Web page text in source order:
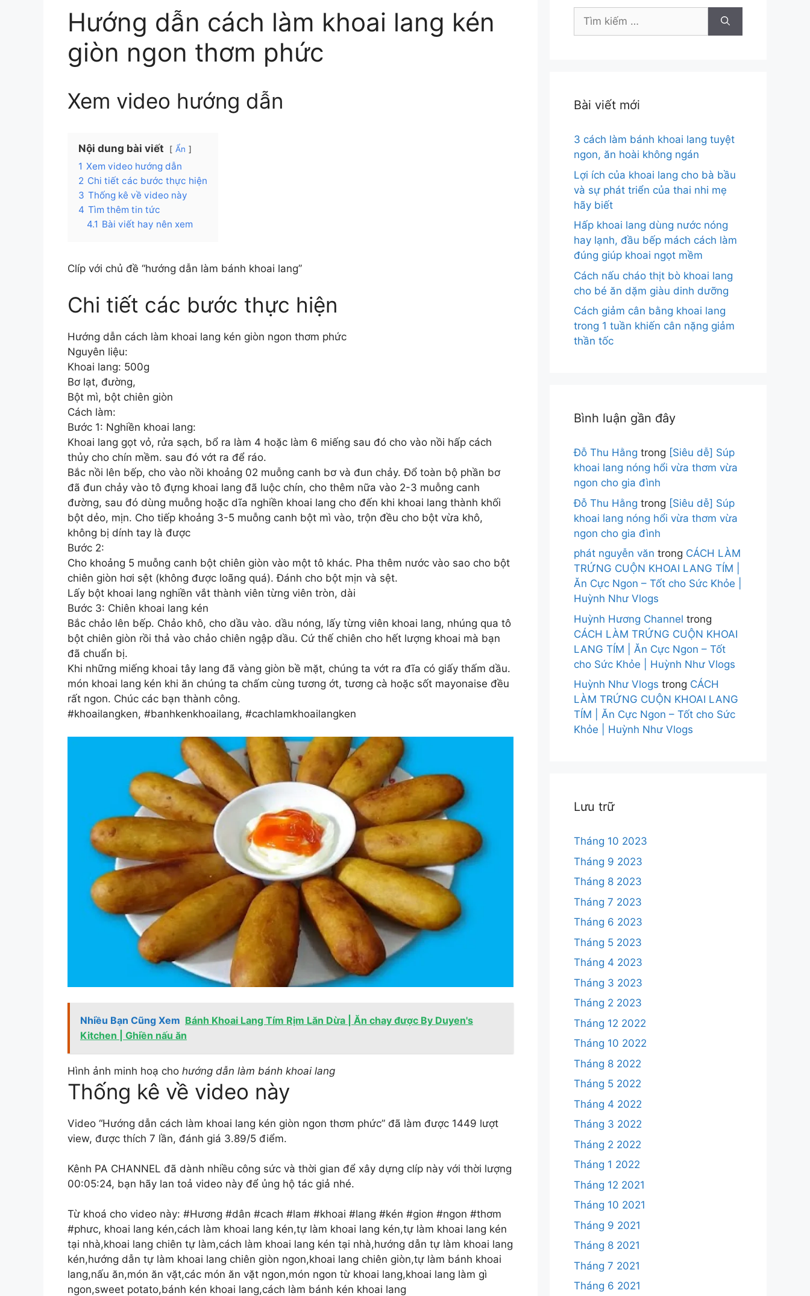
Hướng dẫn cách làm khoai lang kén
giòn ngon thơm phức
Xem video hướng dẫn
Nội dung bài viết Ẩn
1 Xem video hướng dẫn
2 Chi tiết các bước thực hiện
3 Thống kê về video này
4 Tìm thêm tin tức
4.1 Bài viết hay nên xem
Clíp với chủ đề “hướng dẫn làm bánh khoai lang”
Chi tiết các bước thực hiện
Hướng dẫn cách làm khoai lang kén giòn ngon thơm phức
Nguyên liệu:
Khoai lang: 500g
Bơ lạt, đường,
Bột mì, bột chiên giòn
Cách làm:
Bước 1: Nghiền khoai lang:
Khoai lang gọt vỏ, rửa sạch, bổ ra làm 4 hoặc làm 6 miếng sau đó cho vào nồi hấp cách
thủy cho chín mềm. sau đó vớt ra để ráo.
Bắc nồi lên bếp, cho vào nồi khoảng 02 muỗng canh bơ và đun chảy. Đổ toàn bộ phần bơ
đã đun chảy vào tô đựng khoai lang đã luộc chín, cho thêm nữa vào 2-3 muỗng canh
đường, sau đó dùng muỗng hoặc dĩa nghiền khoai lang cho đến khi khoai lang thành khối
bột dẻo, mịn. Cho tiếp khoảng 3-5 muỗng canh bột mì vào, trộn đều cho bột vừa khô,
không bị dính tay là được
Bước 2:
Cho khoảng 5 muỗng canh bột chiên giòn vào một tô khác. Pha thêm nước vào sao cho bột
chiên giòn hơi sệt (không được loãng quá). Đánh cho bột mịn và sệt.
Lấy bột khoai lang nghiền vắt thành viên từng viên tròn, dài
Bước 3: Chiên khoai lang kén
Bắc chảo lên bếp. Chảo khô, cho dầu vào. dầu nóng, lấy từng viên khoai lang, nhúng qua tô
bột chiên giòn rồi thả vào chảo chiên ngập dầu. Cứ thế chiên cho hết lượng khoai mà bạn
đã chuẩn bị.
Khi những miếng khoai tây lang đã vàng giòn bề mặt, chúng ta vớt ra đĩa có giấy thấm dầu.
món khoai lang kén khi ăn chúng ta chấm cùng tương ớt, tương cà hoặc sốt mayonaise đều
rất ngon. Chúc các bạn thành công.
#khoailangken, #banhkenkhoailang, #cachlamkhoailangken
Nhiều Bạn Cũng Xem Bánh Khoai Lang Tím Rịm Lăn Dừa | Ăn chay được By Duyen's
Kitchen | Ghiền nấu ăn
Hình ảnh minh hoạ cho hướng dẫn làm bánh khoai lang
Thống kê về video này
Video “Hướng dẫn cách làm khoai lang kén giòn ngon thơm phức” đã làm được 1449 lượt
view, được thích 7 lần, đánh giá 3.89/5 điểm.
Kênh PA CHANNEL đã dành nhiều công sức và thời gian để xây dựng clíp này với thời lượng
00:05:24, bạn hãy lan toả video này để ủng hộ tác giả nhé.
Từ khoá cho video này: #Hương #dân #cach #lam #khoai #lang #kén #gion #ngon #thơm
#phưc, khoai lang kén,cách làm khoai lang kén,tự làm khoai lang kén,tự làm khoai lang kén
tại nhà,khoai lang chiên tự làm,cách làm khoai lang kén tại nhà,hướng dẫn tự làm khoai lang
kén,hướng dẫn tự làm khoai lang chiên giòn ngon,khoai lang chiên giòn,tự làm bánh khoai
lang,nấu ăn,món ăn vặt,các món ăn vặt ngon,món ngon từ khoai lang,khoai lang làm gì
ngon,sweet potato,bánh kén khoai lang,cách làm bánh kén khoai lang
Tìm
Bài viết mới
3 cách làm bánh khoai lang tuyệt
ngon, ăn hoài không ngán
Lợi ích của khoai lang cho bà bầu
và sự phát triển của thai nhi mẹ
hãy biết
Hấp khoai lang dùng nước nóng
hay lạnh, đầu bếp mách cách làm
đúng giúp khoai ngọt mềm
Cách nấu cháo thịt bò khoai lang
cho bé ăn dặm giàu dinh dưỡng
Cách giảm cân bằng khoai lang
trong 1 tuần khiến cân nặng giảm
thần tốc
Bình luận gần đây
Đỗ Thu Hằng trong [Siêu dễ] Súp
khoai lang nóng hổi vừa thơm vừa
ngon cho gia đình
Đỗ Thu Hằng trong [Siêu dễ] Súp
khoai lang nóng hổi vừa thơm vừa
ngon cho gia đình
phát nguyễn văn trong CÁCH LÀM
TRỨNG CUỘN KHOAI LANG TÍM |
Ăn Cực Ngon – Tốt cho Sức Khỏe |
Huỳnh Như Vlogs
Huỳnh Hương Channel trong
CÁCH LÀM TRỨNG CUỘN KHOAI
LANG TÍM | Ăn Cực Ngon – Tốt
cho Sức Khỏe | Huỳnh Như Vlogs
Huỳnh Như Vlogs trong CÁCH
LÀM TRỨNG CUỘN KHOAI LANG
TÍM | Ăn Cực Ngon – Tốt cho Sức
Khỏe | Huỳnh Như Vlogs
Lưu trữ
Tháng 10 2023
Tháng 9 2023
Tháng 8 2023
Tháng 7 2023
Tháng 6 2023
Tháng 5 2023
Tháng 4 2023
Tháng 3 2023
Tháng 2 2023
Tháng 12 2022
Tháng 10 2022
Tháng 8 2022
Tháng 5 2022
Tháng 4 2022
Tháng 3 2022
Tháng 2 2022
Tháng 1 2022
Tháng 12 2021
Tháng 10 2021
Tháng 9 2021
Tháng 8 2021
Tháng 7 2021
Tháng 6 2021